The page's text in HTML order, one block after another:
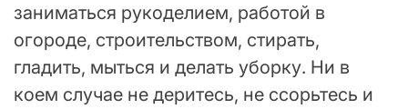
заниматься рукоделием, работой в
огороде, строительством, стирать,
гладить, мыться и делать уборку. Ни в
коем случае не деритесь, не ссорьтесь и